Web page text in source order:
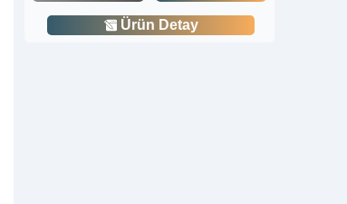
Ürün Detay